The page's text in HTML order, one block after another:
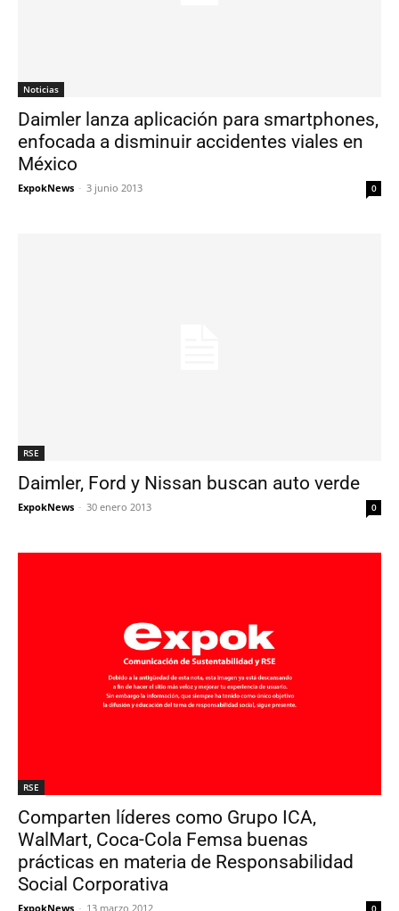
Noticias
Daimler lanza aplicación para smartphones,
enfocada a disminuir accidentes viales en
México
ExpokNews - 3 junio 2013 0
RSE
Daimler, Ford y Nissan buscan auto verde
ExpokNews - 30 enero 2013 0
RSE
Comparten líderes como Grupo ICA,
WalMart, Coca-Cola Femsa buenas
prácticas en materia de Responsabilidad
Social Corporativa
ExpokNews - 13 marzo 2012